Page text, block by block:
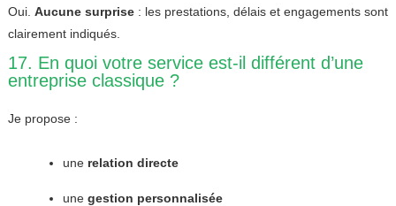
Oui. Aucune surprise: les prestations, délais et engagements sont
clairement indiqués.
17. En quoi votre service est-il différent d’une
entreprise classique ?
Je propose :
une relation directe
unegestion personnalisée